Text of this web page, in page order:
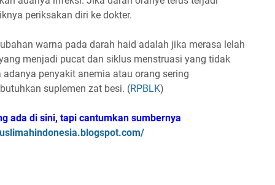
periksakan diri ke dokter.
warna pada darah haid adalah jika merasa lelah
menjadi pucat dan siklus menstruasi yang tidak
penyakit anemia atau orang sering
suplemen zat besi. (RPBLK)
ada di sini, tapi cantumkan sumbernya